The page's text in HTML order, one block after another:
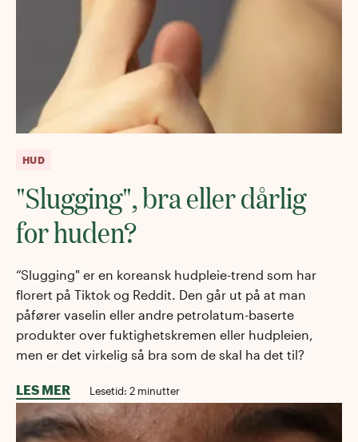
HUD
"Slugging", bra eller dårlig
for huden?
“Slugging" er en koreansk hudpleie-trend som har
florert på Tiktok og Reddit. Den går ut på at man
påfører vaselin eller andre petrolatum-baserte
produkter over fuktighetskremen eller hudpleien,
men er det virkelig så bra som de skal ha det til?
LES MER Lesetid: 2 minutter